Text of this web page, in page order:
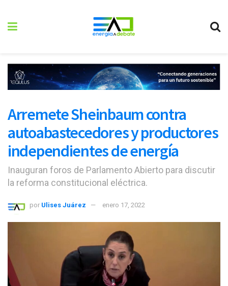
Arremete Sheinbaum contra
autoabastecedores y productores
independientes de energía
Inauguran foros de Parlamento Abierto para discutir
la reforma constitucional eléctrica.
por Ulises Juárez enero 17, 2022